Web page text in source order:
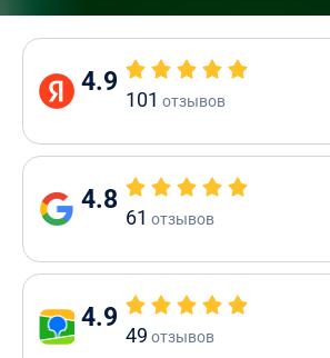
4.9
101 отзывов
4.8
61 отзывов
4.9
49 отзывов